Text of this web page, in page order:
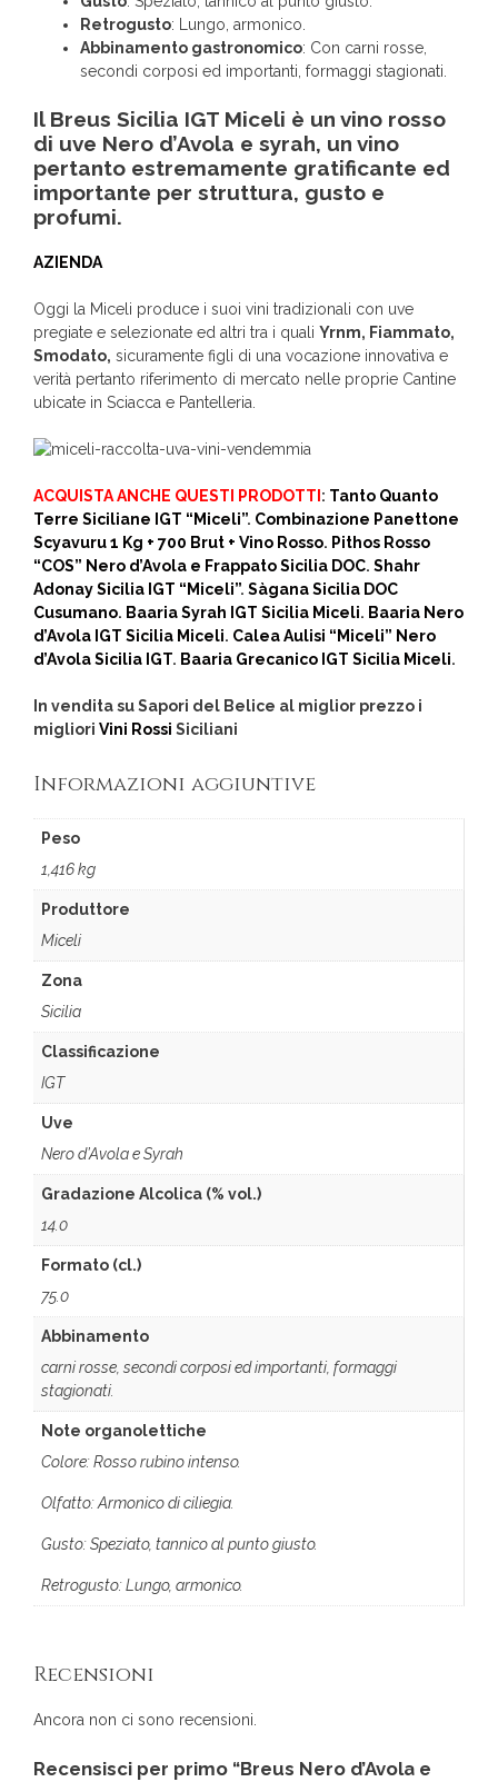
Retrogusto: Lungo, armonico.
Abbinamento gastronomico: Con carni rosse,
secondi corposi ed importanti, formaggi stagionati.
Il Breus Sicilia IGT Miceli è un vino rosso
di uve Nero d’Avola e syrah, un vino
pertanto estremamente gratificante ed
importante per struttura, gusto e
profumi.
AZIENDA
Oggi la Miceli produce i suoi vini tradizionali con uve
pregiate e selezionate ed altri tra i quali Yrnm, Fiammato,
Smodato, sicuramente figli di una vocazione innovativa e
verità pertanto riferimento di mercato nelle proprie Cantine
ubicate in Sciacca e Pantelleria.
ACQUISTA ANCHE QUESTI PRODOTTI : Tanto Quanto
Terre Siciliane IGT “Miceli”. Combinazione Panettone
Scyavuru 1 Kg + 700 Brut + Vino Rosso. Pithos Rosso
“COS” Nero d’Avola e Frappato Sicilia DOC. Shahr
Adonay Sicilia IGT “Miceli”. Sàgana Sicilia DOC
Cusumano. Baaria Syrah IGT Sicilia Miceli. Baaria Nero
d’Avola IGT Sicilia Miceli. Calea Aulisi “Miceli” Nero
d’Avola Sicilia IGT. Baaria Grecanico IGT Sicilia Miceli.
In vendita su Sapori del Belice al miglior prezzo i
migliori Vini Rossi Siciliani
Informazioni aggiuntive
Peso
1,416 kg
Produttore
Miceli
Zona
Sicilia
Classificazione
IGT
Uve
Nero d’Avola e Syrah
Gradazione Alcolica (% vol.)
14.0
Formato (cl.)
75.0
Abbinamento
carni rosse, secondi corposi ed importanti, formaggi
stagionati.
Note organolettiche
Colore: Rosso rubino intenso.
Olfatto: Armonico di ciliegia.
Gusto: Speziato, tannico al punto giusto.
Retrogusto: Lungo, armonico.
Recensioni
Ancora non ci sono recensioni.
Recensisci per primo “Breus Nero d’Avola e